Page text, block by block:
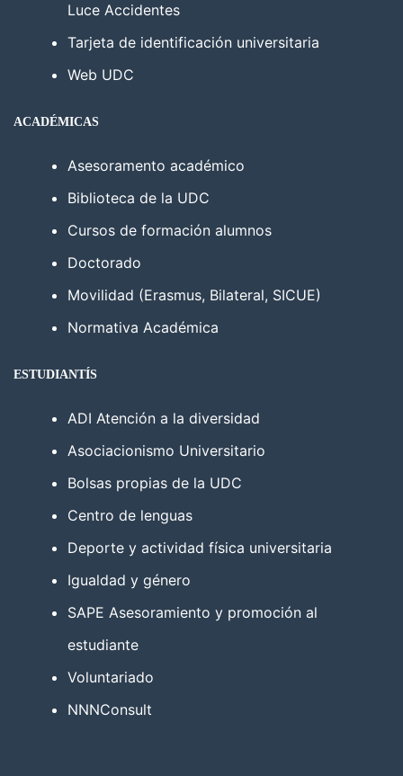
Luce Accidentes
Tarjeta de identificación universitaria
Web UDC
ACADÉMICAS
Asesoramento académico
Biblioteca de la UDC
Cursos de formación alumnos
Doctorado
Movilidad (Erasmus, Bilateral, SICUE)
Normativa Académica
ESTUDIANTÍS
ADI Atención a la diversidad
Asociacionismo Universitario
Bolsas propias de la UDC
Centro de lenguas
Deporte y actividad física universitaria
Igualdad y género
SAPE Asesoramiento y promoción al
estudiante
Voluntariado
NNNConsult